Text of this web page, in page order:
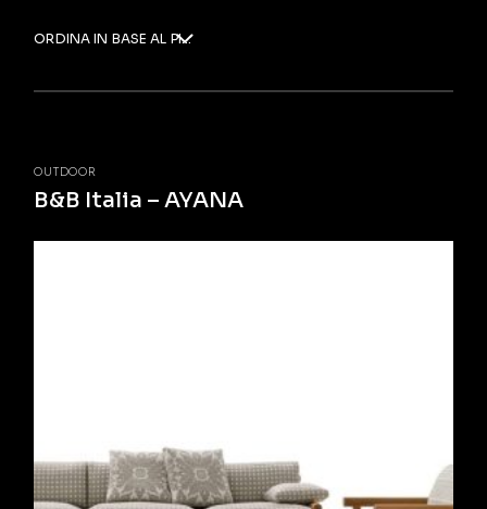
ORDINA IN BASE AL PIÙ RECENTE
OUTDOOR
B&B Italia – AYANA